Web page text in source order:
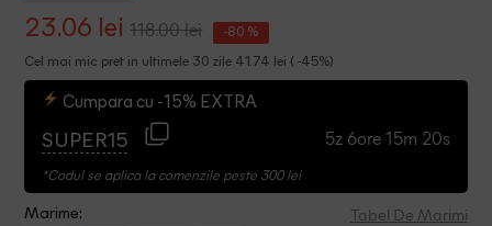
23.06 lei 118.00 lei -80 %
Cel mai mic pret in ultimele 30 zile 41.74 lei ( -45%)
Cumpara cu -15% EXTRA
SUPER15 5z 6ore 15m 19s
*Codul se aplica la comenzile peste 300 lei
Marime: Tabel De Marimi